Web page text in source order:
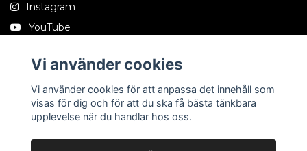
Instagram
YouTube
Tiktok
Vi använder cookies
Vi använder cookies för att anpassa det innehåll som
visas för dig och för att du ska få bästa tänkbara
upplevelse när du handlar hos oss.